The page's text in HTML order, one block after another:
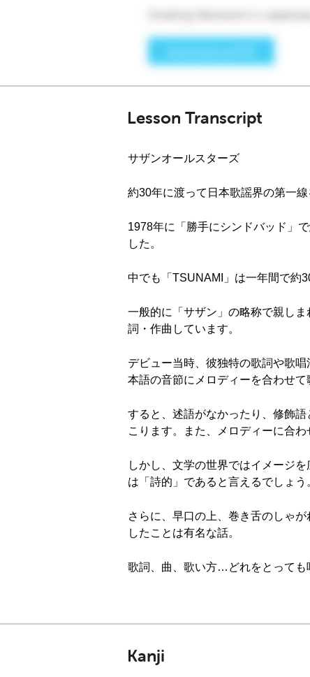
Lesson Transcript
サザンオールスターズ
約30年に渡って日本歌謡界の第一
1978年に「勝手にシンドバッド」
した。
中でも「TSUNAMI」は一年間で約
一般的に「サザン」の略称で親し
詞・作曲しています。
デビュー当時、彼独特の歌詞や歌
本語の音節にメロディーを合わせ
すると、述語がなかったり、修飾
こります。また、メロディーに合
しかし、文学の世界ではイメージ
は「詩的」であると言えるでしょう
さらに、早口の上、巻き舌のしゃ
したことは有名な話。
歌詞、曲、歌い方…どれをとっても
Kanji